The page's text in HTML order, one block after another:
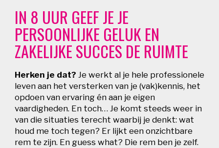
IN 8 UUR GEEF JE JE
PERSOONLIJKE GELUK EN
ZAKELIJKE SUCCES DE RUIMTE
Herken je dat? Je werkt al je hele professionele
leven aan het versterken van je (vak)kennis, het
opdoen van ervaring én aan je eigen
vaardigheden. En toch… Je komt steeds weer in
van die situaties terecht waarbij je denkt: wat
houd me toch tegen? Er lijkt een onzichtbare
rem te zijn. En guess what? Die rem ben je zelf.